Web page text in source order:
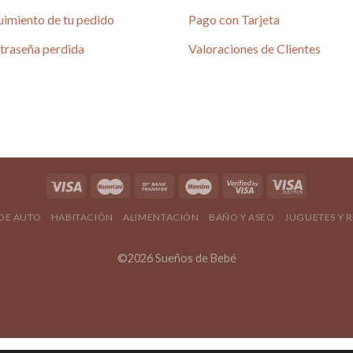
de tu pedido
perdida
Pago con Tarjeta
Valoraciones de Clientes
AUTO HABITACIÓN ALIMENTACIÓN BAÑO Y ASEO JUGUETES Y
©2026 Sueños de Bebé